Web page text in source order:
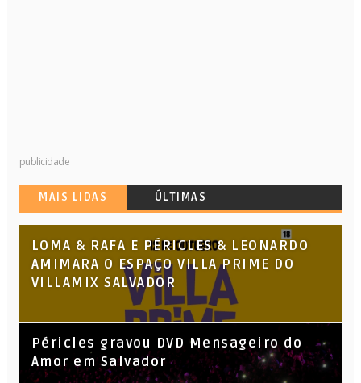
publicidade
MAIS LIDAS ÚLTIMAS
LOMA & RAFA E PÉRICLES & LEONARDO
AMIMARA O ESPAÇO VILLA PRIME DO
VILLAMIX SALVADOR
Péricles gravou DVD Mensageiro do
Amor em Salvador